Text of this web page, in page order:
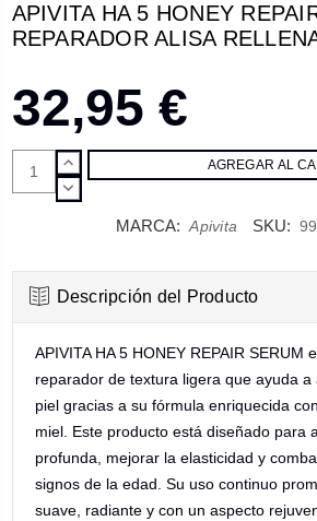
APIVITA HA 5 HONEY
REPARADOR ALISA
32,95 €
AUMENTAR
CANTIDAD:
DISMINUIR
MARCA: Apivita SKU:
Descripción del Producto
APIVITA HA 5 HONEY REPAIR SERUM
reparador de textura ligera que ayuda a
piel gracias a su fórmula enriquecida
miel. Este producto está diseñado para
profunda, mejorar la elasticidad y
signos de la edad. Su uso continuo
suave, radiante y con un aspecto